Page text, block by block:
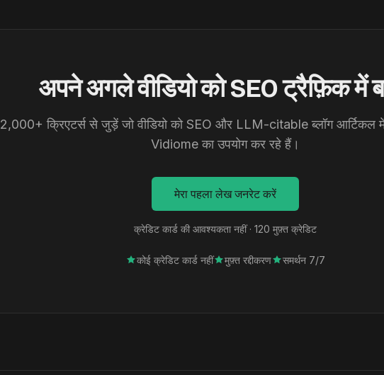
अपने अगले वीडियो को SEO ट्रैफ़िक में
2,000+ क्रिएटर्स से जुड़ें जो वीडियो को SEO और LLM-citable ब्लॉग आर्टिकल
Vidiome का उपयोग कर रहे हैं।
मेरा पहला लेख जनरेट करें
क्रेडिट कार्ड की आवश्यकता नहीं · 120 मुफ़्त क्रेडिट
कोई क्रेडिट कार्ड नहीं मुफ़्त रद्दीकरण समर्थन 7/7